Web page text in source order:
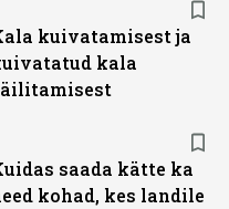
kuivatamisest ja
kala
saada kätte ka
kohad, kes landile